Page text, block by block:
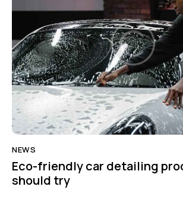
NEWS
Eco-friendly car detailing
should try